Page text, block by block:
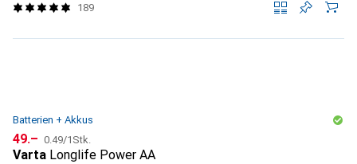
189
Batterien + Akkus
CHF
49.– CHF
0.49/1Stk.
Varta Longlife Power AA